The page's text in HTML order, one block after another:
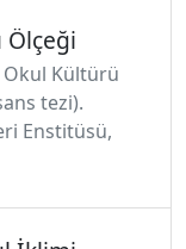
Okul Kültürü
tezi).
Enstitüsü,